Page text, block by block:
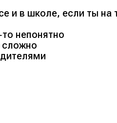
и в школе, если ты на
непонятно
сложно